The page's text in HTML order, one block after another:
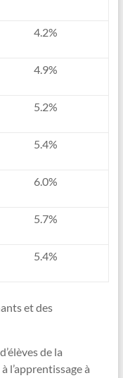
4.2%
4.9%
5.2%
5.4%
6.0%
5.7%
5.4%
et des
de la
l’apprentissage à